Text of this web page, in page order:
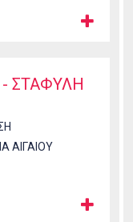
- ΣΤΑΦΥΛΗ
ΑΙΓΑΙΟΥ